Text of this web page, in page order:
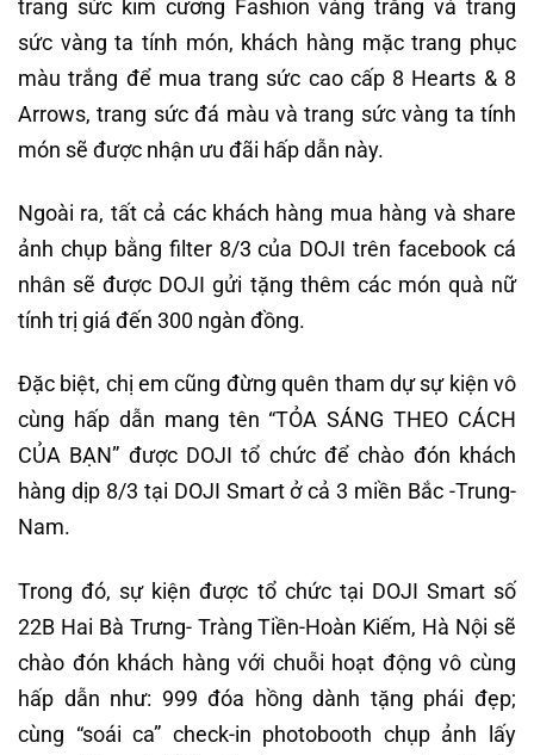
trang sức kim cương Fashion vàng trắng và trang
sức vàng ta tính món, khách hàng mặc trang phục
màu trắng để mua trang sức cao cấp 8 Hearts & 8
Arrows, trang sức đá màu và trang sức vàng ta tính
món sẽ được nhận ưu đãi hấp dẫn này.
Ngoài ra, tất cả các khách hàng mua hàng và share
ảnh chụp bằng filter 8/3 của DOJI trên facebook cá
nhân sẽ được DOJI gửi tặng thêm các món quà nữ
tính trị giá đến 300 ngàn đồng.
Đặc biệt, chị em cũng đừng quên tham dự sự kiện vô
cùng hấp dẫn mang tên “TỎA SÁNG THEO CÁCH
CỦA BẠN” được DOJI tổ chức để chào đón khách
hàng dịp 8/3 tại DOJI Smart ở cả 3 miền Bắc -Trung-
Nam.
Trong đó, sự kiện được tổ chức tại DOJI Smart số
22B Hai Bà Trưng- Tràng Tiền-Hoàn Kiếm, Hà Nội sẽ
chào đón khách hàng với chuỗi hoạt động vô cùng
hấp dẫn như: 999 đóa hồng dành tặng phái đẹp;
cùng “soái ca” check-in photobooth chụp ảnh lấy